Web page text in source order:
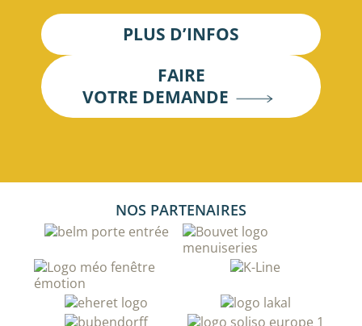
PLUS D’INFOS
FAIRE
VOTRE DEMANDE
NOS PARTENAIRES